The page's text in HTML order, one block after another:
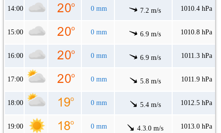
14:00 0 mm 7.2 m/s 1010.4 hPa
15:00 0 mm 6.9 m/s 1010.8 hPa
16:00 0 mm 6.9 m/s 1011.3 hPa
17:00 0 mm 5.8 m/s 1011.9 hPa
18:00 0 mm 5.4 m/s 1012.5 hPa
19:00 0 mm 4.3.0 m/s 1013.0 hPa